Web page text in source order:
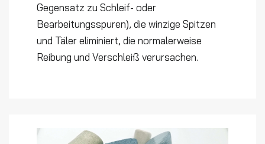
Gegensatz zu Schleif- oder
Bearbeitungsspuren), die winzige Spitzen
und Täler eliminiert, die normalerweise
Reibung und Verschleiß verursachen.